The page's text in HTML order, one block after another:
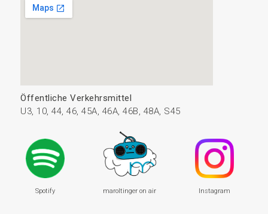
Öffentliche Verkehrsmittel
U3, 10, 44, 46, 45A, 46A, 46B, 48A, S45
Spotify maroltinger on air Instagram